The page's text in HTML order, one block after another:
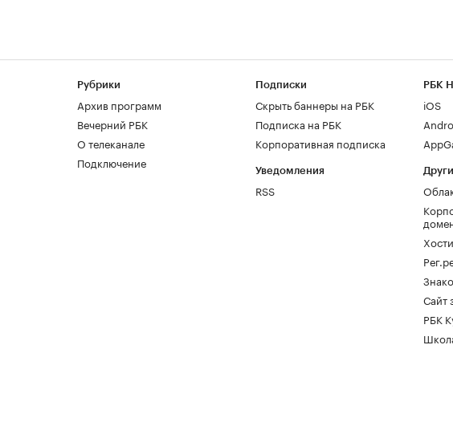
Рубрики
Архив программ
Вечерний РБК
О телеканале
Подключение
Подписки
Скрыть баннеры на РБК
Подписка на РБК
Корпоративная подписка
Уведомления
RSS
РБК
iOS
Сайт
РБК